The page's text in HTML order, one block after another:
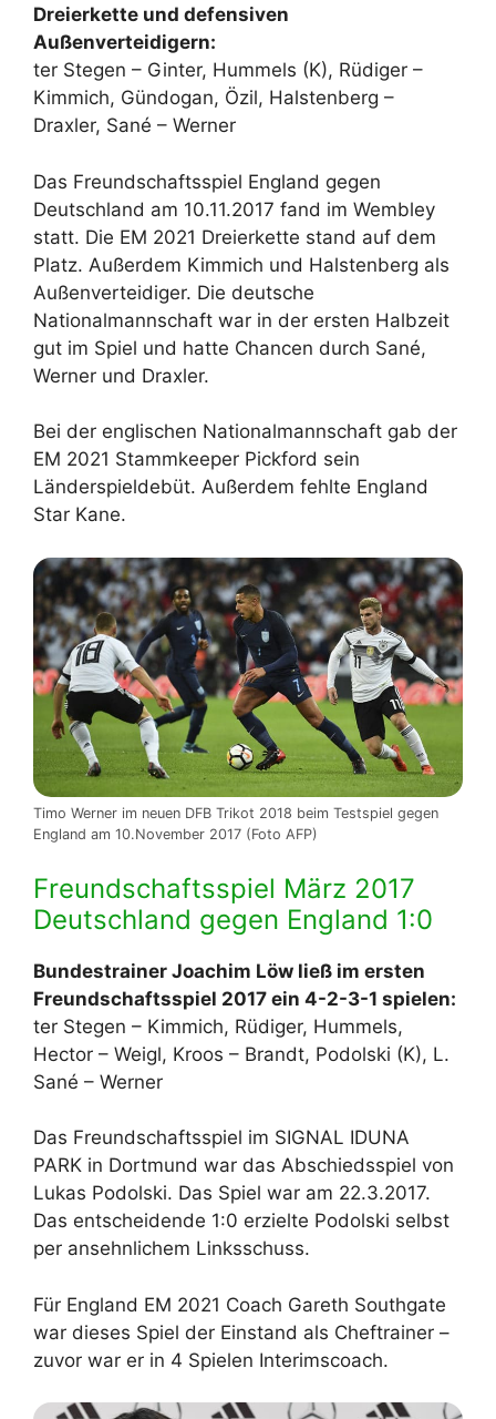
Dreierkette und defensiven
Außenverteidigern:
ter Stegen – Ginter, Hummels (K), Rüdiger –
Kimmich, Gündogan, Özil, Halstenberg –
Draxler, Sané – Werner
Das Freundschaftsspiel England gegen
Deutschland am 10.11.2017 fand im Wembley
statt. Die EM 2021 Dreierkette stand auf dem
Platz. Außerdem Kimmich und Halstenberg als
Außenverteidiger. Die deutsche
Nationalmannschaft war in der ersten Halbzeit
gut im Spiel und hatte Chancen durch Sané,
Werner und Draxler.
Bei der englischen Nationalmannschaft gab der
EM 2021 Stammkeeper Pickford sein
Länderspieldebüt. Außerdem fehlte England
Star Kane.
Timo Werner im neuen DFB Trikot 2018 beim Testspiel gegen
England am 10.November 2017 (Foto AFP)
Freundschaftsspiel März 2017
Deutschland gegen England 1:0
Bundestrainer Joachim Löw ließ im ersten
Freundschaftsspiel 2017 ein 4-2-3-1 spielen:
ter Stegen – Kimmich, Rüdiger, Hummels,
Hector – Weigl, Kroos – Brandt, Podolski (K), L.
Sané – Werner
Das Freundschaftsspiel im SIGNAL IDUNA
PARK in Dortmund war das Abschiedsspiel von
Lukas Podolski. Das Spiel war am 22.3.2017.
Das entscheidende 1:0 erzielte Podolski selbst
per ansehnlichem Linksschuss.
Für England EM 2021 Coach Gareth Southgate
war dieses Spiel der Einstand als Cheftrainer –
zuvor war er in 4 Spielen Interimscoach.